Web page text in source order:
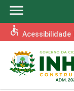
menu
accessible Acessibilidade